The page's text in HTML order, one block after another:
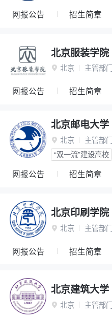
网报公告 招生简章
北京服装学院
 北京 主管部门
网报公告 招生简章
北京邮电大学
 北京 主管部门
“双一流”建设高校
网报公告 招生简章
北京印刷学院
 北京 主管部门
网报公告 招生简章
北京建筑大学
 北京 主管部门